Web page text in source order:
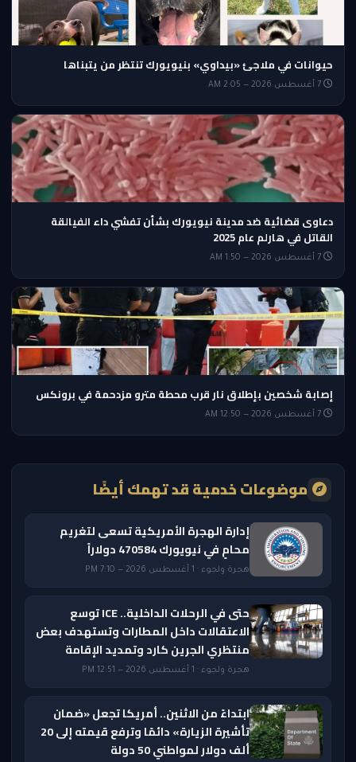
حيوانات في ملاجئ «بيداوي» بنيويورك تنتظر من يتبناها
دعاوى قضائية ضد مدينة نيويورك بشأن تفشي داء الفيالقة
القاتل في هارلم عام 2025
إصابة شخصين بإطلاق نار قرب محطة مترو مزدحمة في برونكس
موضوعات خدمية قد تهمك أيضًا
إدارة الهجرة الأمريكية تسعى لتغريم
محامٍ في نيويورك 470584 دولاراً
هجرة ولجوء · 1 أغسطس 2026 — 7:10 PM
حتى في الرحلات الداخلية.. ICE توسع
الاعتقالات داخل المطارات وتستهدف بعض
منتظري الجرين كارد وتمديد الإقامة
هجرة ولجوء · 1 أغسطس 2026 — 12:51 PM
ابتداءً من الاثنين.. أمريكا تجعل «ضمان
تأشيرة الزيارة» دائمًا وترفع قيمته إلى 20
ألف دولار لمواطني 50 دولة